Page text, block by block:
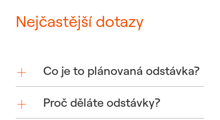
Nejčastější dotazy
Co je to plánovaná odstávka?
Proč děláte odstávky?